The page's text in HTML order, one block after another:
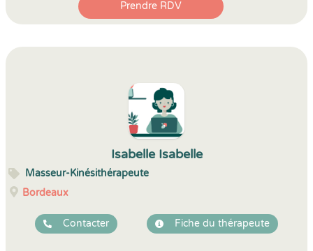
Prendre RDV
Isabelle Isabelle
Masseur-Kinésithérapeute
Bordeaux
Contacter Fiche du thérapeute